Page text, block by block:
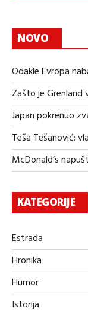
NOVO
Odakle Evropa
Zašto je Grenland
Japan pokrenuo
Teša Tešanović:
McDonald’s
KATEGORIJE
Estrada
Hronika
Humor
Istorija